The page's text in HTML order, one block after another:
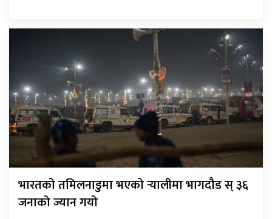
भारतको तमिलनाडुमा भएको र्‍यालीमा भागदौड स् ३६
जनाको ज्यान गयो